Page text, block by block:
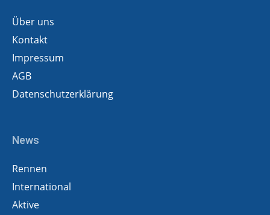
Über uns
Kontakt
Impressum
AGB
Datenschutzerklärung
News
Rennen
International
Aktive